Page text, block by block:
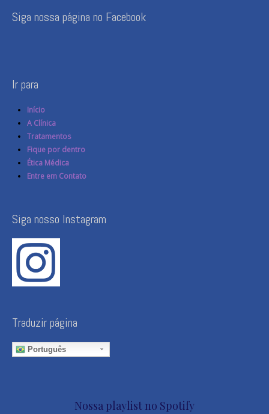
Siga nossa página no Facebook
Ir para
Início
A Clínica
Tratamentos
Fique por dentro
Ética Médica
Entre em Contato
Siga nosso Instagram
Traduzir página
Português
Nossa playlist no Spotify